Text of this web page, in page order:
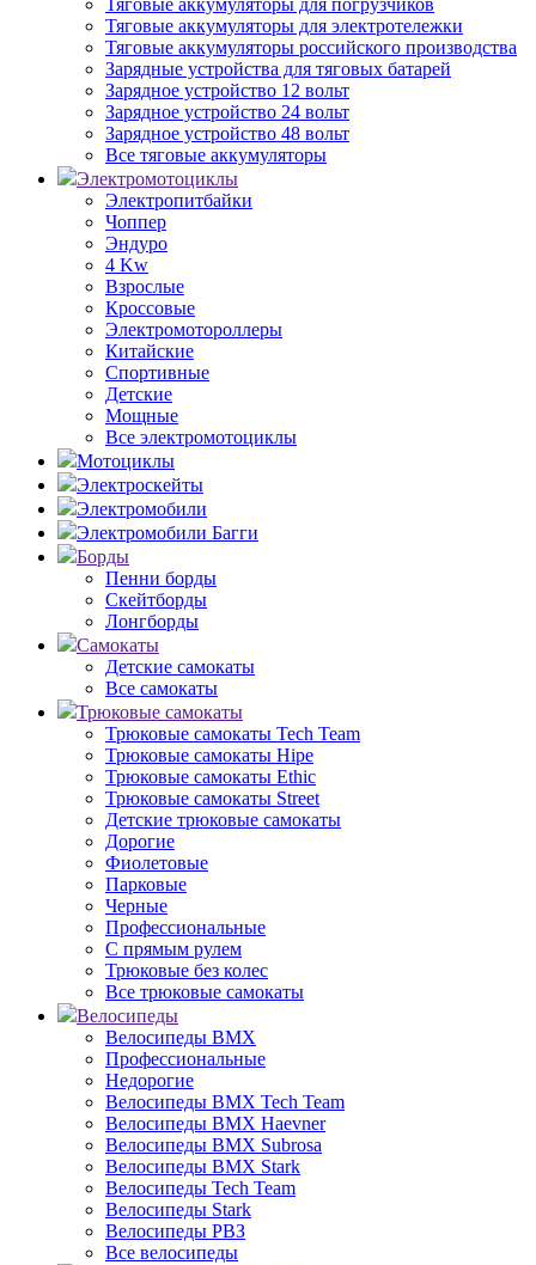
Тяговые аккумуляторы для погрузчиков
Тяговые аккумуляторы для электротележки
Тяговые аккумуляторы российского производства
Зарядные устройства для тяговых батарей
Зарядное устройство 12 вольт
Зарядное устройство 24 вольт
Зарядное устройство 48 вольт
Все тяговые аккумуляторы
Электромотоциклы
Электропитбайки
Чоппер
Эндуро
4 Kw
Взрослые
Кроссовые
Электромотороллеры
Китайские
Спортивные
Детские
Мощные
Все электромотоциклы
Мотоциклы
Электроскейты
Электромобили
Электромобили Багги
Борды
Пенни борды
Скейтборды
Лонгборды
Самокаты
Детские самокаты
Все самокаты
Трюковые самокаты
Трюковые самокаты Tech Team
Трюковые самокаты Hipe
Трюковые самокаты Ethic
Трюковые самокаты Street
Детские трюковые самокаты
Дорогие
Фиолетовые
Парковые
Черные
Профессиональные
С прямым рулем
Трюковые без колес
Все трюковые самокаты
Велосипеды
Велосипеды BMX
Профессиональные
Недорогие
Велосипеды BMX Tech Team
Велосипеды BMX Haevner
Велосипеды BMX Subrosa
Велосипеды BMX Stark
Велосипеды Tech Team
Велосипеды Stark
Велосипеды РВЗ
Все велосипеды